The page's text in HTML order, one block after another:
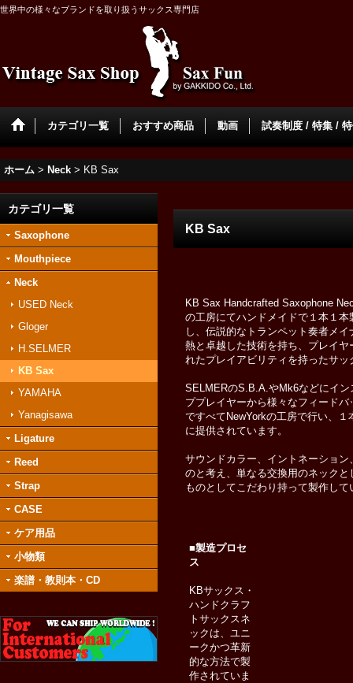
世界中の様々なブランドを取り扱うサックス専門店
カテゴリ一覧 おすすめ商品 動画 試奏制度 / 特集 /
ホーム > Neck > KB Sax
カテゴリ一覧
Saxophone
Mouthpiece
Neck
USED Neck
Gloger
H.SELMER
KB Sax
YAMAHA
Yanagisawa
Ligature
Reed
Strap
CASE
ケア用品
小物類
楽譜・教則本・CD
KB Sax
KB Sax Handcrafted Saxophone
の工房にてハンドメイドで１本１
し、伝説的なトランペット奏者メ
熱と卓越した技術を持ち、プレイ
れたプレイアビリティを持ったサ
SELMERのS.B.A.やMk6などにイ
ププレイヤーから様々なフィード
ですべてNewYorkの工房で行い、
に提供されています。
サウンドカラー、イントネーショ
のと考え、単なる交換用のネック
ものとしてこだわり持って製作して
■製造プロセ
ス
KBサックス・
ハンドクラフ
トサックスネ
ックは、ユニ
ークかつ革新
的な方法で製
作されていま